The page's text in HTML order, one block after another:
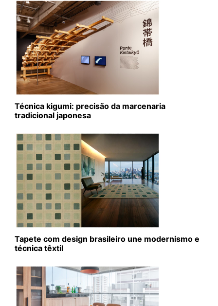
Técnica kigumi: precisão da marcenaria
tradicional japonesa
Tapete com design brasileiro une modernismo e
técnica têxtil